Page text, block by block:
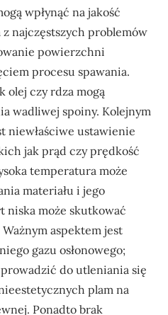
wpłynąć na jakość
najczęstszych problemów
powierzchni
procesu spawania.
olej czy rdza mogą
wadliwej spoiny. Kolejnym
niewłaściwe ustawienie
jak prąd czy prędkość
temperatura może
materiału i jego
niska może skutkować
Ważnym aspektem jest
gazu osłonowego;
do utleniania się
plam na
Ponadto brak